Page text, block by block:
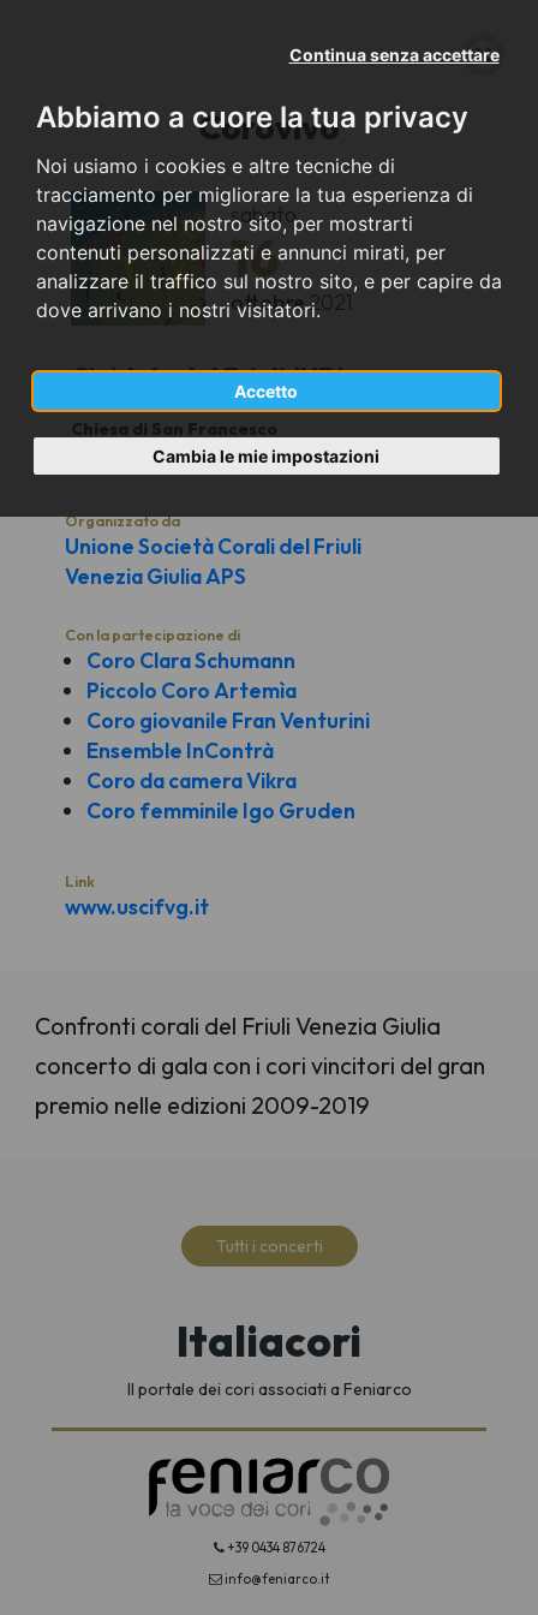
Abbiamo a cuore la tua privacy
Noi usiamo i cookies e altre tecniche di
tracciamento per migliorare la tua esperienza di
navigazione nel nostro sito, per mostrarti
contenuti personalizzati e annunci mirati, per
analizzare il traffico sul nostro sito, e per capire da
dove arrivano i nostri visitatori.
Accetto
Continua senza accettare
Cambia le mie impostazioni
Corovivo
sabato
16
ottobre2021
Cividale del Friuli (UD)
Chiesa di San Francesco
Organizzato da
Unione Società Corali del Friuli
Venezia Giulia APS
Con la partecipazione di
Coro Clara Schumann
Piccolo Coro Artemìa
Coro giovanile Fran Venturini
Ensemble InContrà
Coro da camera Vikra
Coro femminile Igo Gruden
Link
www.uscifvg.it
Confronti corali del Friuli Venezia Giulia
concerto di gala con i cori vincitori del gran
premio nelle edizioni 2009-2019
Tutti i concerti
Italiacori
Il portale dei cori associati a Feniarco
+39 0434 876724
info@feniarco.it